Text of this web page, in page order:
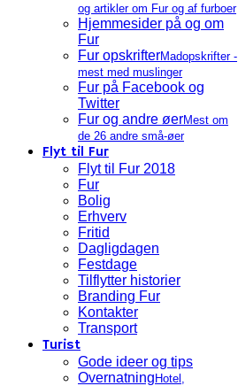
og artikler om Fur og af furboer
Hjemmesider på og om
Fur
Fur opskrifterMadopskrifter -
mest med muslinger
Fur på Facebook og
Twitter
Fur og andre øerMest om
de 26 andre små-øer
Flyt til Fur
Flyt til Fur 2018
Fur
Bolig
Erhverv
Fritid
Dagligdagen
Festdage
Tilflytter historier
Branding Fur
Kontakter
Transport
Turist
Gode ideer og tips
Overnatning Hotel,